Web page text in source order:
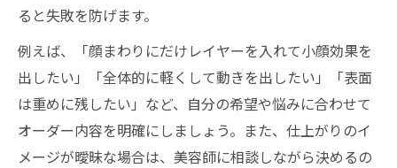
ると失敗を防げます。
例えば、「顔まわりにだけレイヤーを入れて小顔効果を
出したい」「全体的に軽くして動きを出したい」「表面
は重めに残したい」など、自分の希望や悩みに合わせて
オーダー内容を明確にしましょう。また、仕上がりのイ
メージが曖昧な場合は、美容師に相談しながら決めるの